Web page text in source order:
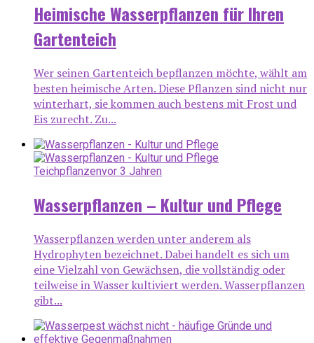
Heimische Wasserpflanzen für Ihren
Gartenteich
Wer seinen Gartenteich bepflanzen möchte, wählt am
besten heimische Arten. Diese Pflanzen sind nicht nur
winterhart, sie kommen auch bestens mit Frost und
Eis zurecht. Zu...
Teichpflanzenvor 3 Jahren
Wasserpflanzen – Kultur und Pflege
Wasserpflanzen werden unter anderem als
Hydrophyten bezeichnet. Dabei handelt es sich um
eine Vielzahl von Gewächsen, die vollständig oder
teilweise in Wasser kultiviert werden. Wasserpflanzen
gibt...